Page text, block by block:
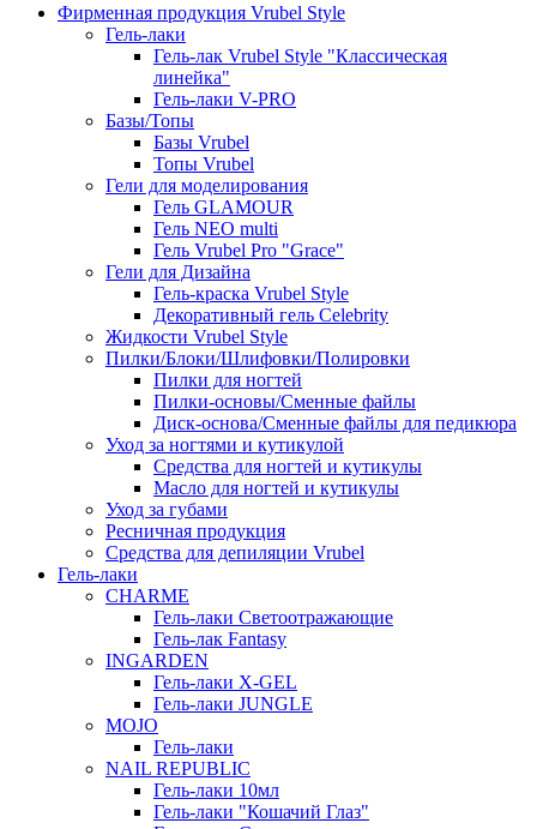
Фирменная продукция Vrubel Style
Гель-лаки
Гель-лак Vrubel Style "Классическая
линейка"
Гель-лаки V-PRO
Базы/Топы
Базы Vrubel
Топы Vrubel
Гели для моделирования
Гель GLAMOUR
Гель NEO multi
Гель Vrubel Pro "Grace"
Гели для Дизайна
Гель-краска Vrubel Style
Декоративный гель Celebrity
Жидкости Vrubel Style
Пилки/Блоки/Шлифовки/Полировки
Пилки для ногтей
Пилки-основы/Сменные файлы
Диск-основа/Сменные файлы для педикюра
Уход за ногтями и кутикулой
Средства для ногтей и кутикулы
Масло для ногтей и кутикулы
Уход за губами
Ресничная продукция
Средства для депиляции Vrubel
Гель-лаки
СHARME
Гель-лаки Светоотражающие
Гель-лак Fantasy
INGARDEN
Гель-лаки Х-GEL
Гель-лаки JUNGLE
MOJO
Гель-лаки
NAIL REPUBLIC
Гель-лаки 10мл
Гель-лаки "Кошачий Глаз"